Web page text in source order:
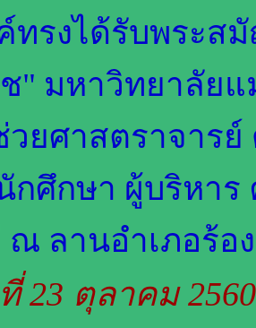
ทรงได้รับพระส
" มหาวิทยาลัยแ
วยศาสตราจาร
ศึกษา ผู้บริหาร
ณ ลานอำเภอร้อ
23 ตุลาคม